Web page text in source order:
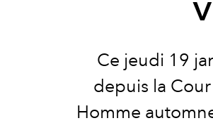
Ce jeudi 19
depuis la
Homme